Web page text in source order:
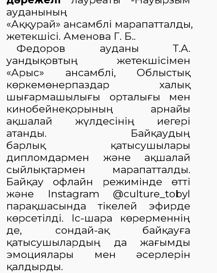
ауданының
«Аққурай» ансамблі марапатталды,
жетекшісі. Аменова Г. Б..
Федоров
ауданы Т.А.
Қуандықовтың жетекшісімен
«Арыс» ансамблі,Облыстық
көркемөнерпаздар халық
шығармашылығы орталығы мен
кинобейнеқорының арнайы
ақшалай жүлдесінің иегері
атанды.
Байқаудың
барлық қатысушылары
дипломдармен және ақшалай
сыйлықтармен марапатталды.
Байқау офлайн режимінде өтті
және Instagram @culture_tobyl
парақшасында тікелей эфирде
көрсетілді.
Іс-шара көрерменнің
де, сондай-ақ байқауға
қатысушылардың да жағымды
эмоциялары мен әсерлерін
қалдырды.